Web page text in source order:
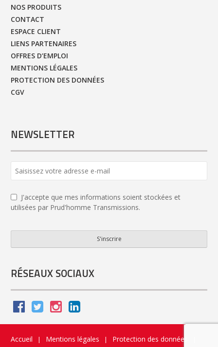
NOS PRODUITS
CONTACT
ESPACE CLIENT
LIENS PARTENAIRES
OFFRES D’EMPLOI
MENTIONS LÉGALES
PROTECTION DES DONNÉES
CGV
NEWSLETTER
Name *
J'accepte que mes informations soient stockées et
utilisées par Prud'homme Transmissions.
S'inscrire
RÉSEAUX SOCIAUX
Accueil | Mentions légales | Protection des données